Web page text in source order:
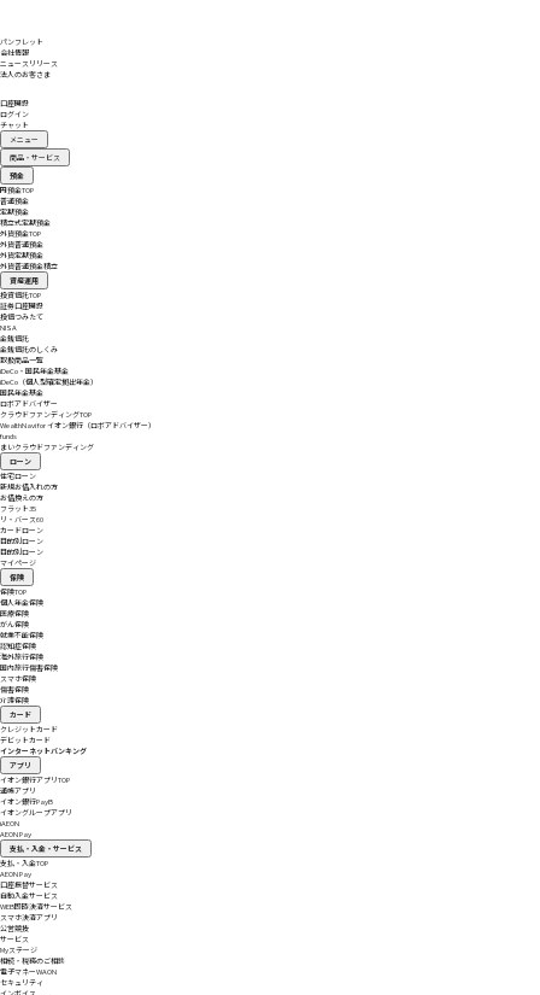
パンフレット
会社情報
ニュースリリース
法人のお客さま
口座開設
ログイン
チャット
メニュー
商品・サービス
預金
円預金TOP
普通預金
定期預金
積立式定期預金
外貨預金TOP
外貨普通預金
外貨定期預金
外貨普通預金積立
資産運用
投資信託TOP
証券口座開設
投信つみたて
NISA
金銭信託
金銭信託のしくみ
取扱商品一覧
iDeCo・国民年金基金
iDeCo（個人型確定拠出年金）
国民年金基金
ロボアドバイザー
クラウドファンディングTOP
WealthNavi for イオン銀行（ロボアドバイザー）
funds
まいクラウドファンディング
ローン
住宅ローン
新規お借入れの方
お借換えの方
フラット35
リ・バース60
カードローン
目的別ローン
目的別ローン
マイページ
保険
保険TOP
個人年金保険
医療保険
がん保険
就業不能保険
認知症保険
海外旅行保険
国内旅行傷害保険
スマホ保険
傷害保険
介護保険
カード
クレジットカード
デビットカード
インターネットバンキング
アプリ
イオン銀行アプリTOP
通帳アプリ
イオン銀行PayB
イオングループアプリ
iAEON
AEON Pay
支払・入金・サービス
支払・入金TOP
AEON Pay
口座振替サービス
自動入金サービス
WEB即時決済サービス
スマホ決済アプリ
公営競技
サービス
Myステージ
相続・税務のご相談
電子マネーWAON
セキュリティ